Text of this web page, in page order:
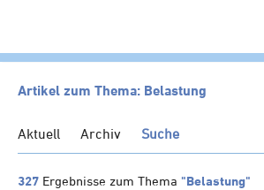
LEISTUNGEN
SERVICE
Artikel zum Thema: Belastung
Aktuell Archiv Suche
327 Ergebnisse zum Thema "Belastung"